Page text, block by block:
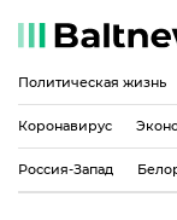
Политическая жизнь
Коронавирус
Россия-Запад